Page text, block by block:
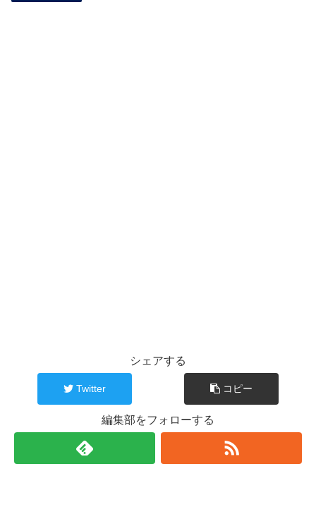
シェアする
Twitter コピー
編集部をフォローする